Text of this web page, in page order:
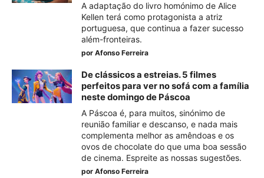
A adaptação do livro homónimo de Alice
Kellen terá como protagonista a atriz
portuguesa, que continua a fazer sucesso
além-fronteiras.
por Afonso Ferreira
De clássicos a estreias. 5 filmes
perfeitos para ver no sofá com a família
neste domingo de Páscoa
A Páscoa é, para muitos, sinónimo de
reunião familiar e descanso, e nada mais
complementa melhor as amêndoas e os
ovos de chocolate do que uma boa sessão
de cinema. Espreite as nossas sugestões.
por Afonso Ferreira